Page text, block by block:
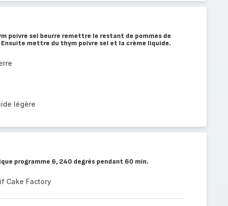
poivre sel beurre remettre le restant de pommes de
mettre du thym poivre sel et la crème liquide.
légère
programme 6, 240 degrés pendant 60 min.
Cake Factory